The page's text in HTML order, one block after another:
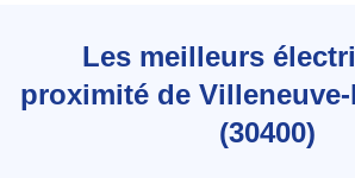
Les meilleurs
proximité de
(30400)